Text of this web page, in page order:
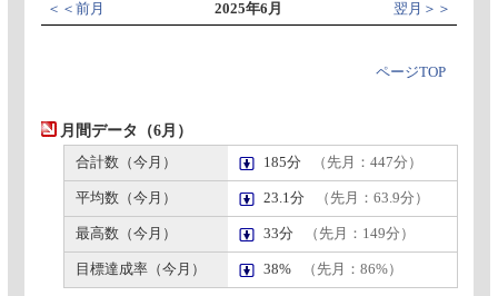
＜＜前月 2025年6月 翌月＞＞
ページTOP
月間データ（6月）
合計数（今月） 185分 （先月：447分）
平均数（今月） 23.1分 （先月：63.9分）
最高数（今月） 33分 （先月：149分）
目標達成率（今月） 38% （先月：86%）